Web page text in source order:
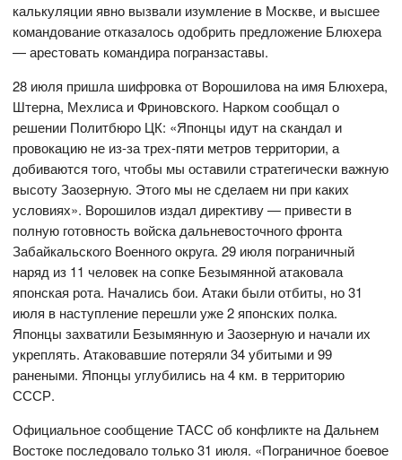
калькуляции явно вызвали изумление в Москве, и высшее
командование отказалось одобрить предложение Блюхера
— арестовать командира погранзаставы.
28 июля пришла шифровка от Ворошилова на имя Блюхера,
Штерна, Мехлиса и Фриновского. Нарком сообщал о
решении Политбюро ЦК: «Японцы идут на скандал и
провокацию не из-за трех-пяти метров территории, а
добиваются того, чтобы мы оставили стратегически важную
высоту Заозерную. Этого мы не сделаем ни при каких
условиях». Ворошилов издал директиву — привести в
полную готовность войска дальневосточного фронта
Забайкальского Военного округа. 29 июля пограничный
наряд из 11 человек на сопке Безымянной атаковала
японская рота. Начались бои. Атаки были отбиты, но 31
июля в наступление перешли уже 2 японских полка.
Японцы захватили Безымянную и Заозерную и начали их
укреплять. Атаковавшие потеряли 34 убитыми и 99
ранеными. Японцы углубились на 4 км. в территорию
СССР.
Официальное сообщение ТАСС об конфликте на Дальнем
Востоке последовало только 31 июля. «Пограничное боевое